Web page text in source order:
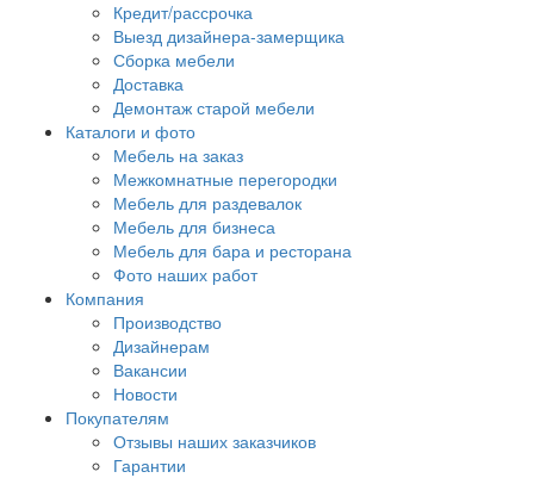
Кредит/рассрочка
Выезд дизайнера-замерщика
Сборка мебели
Доставка
Демонтаж старой мебели
Каталоги и фото
Мебель на заказ
Межкомнатные перегородки
Мебель для раздевалок
Мебель для бизнеса
Мебель для бара и ресторана
Фото наших работ
Компания
Производство
Дизайнерам
Вакансии
Новости
Покупателям
Отзывы наших заказчиков
Гарантии